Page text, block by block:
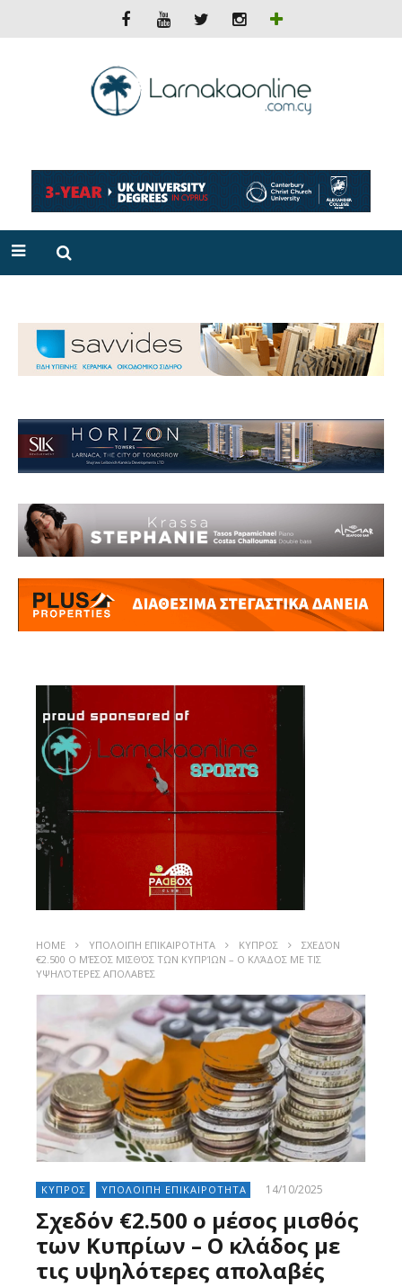
HOME ΥΠΟΛΟΙΠΗ ΕΠΙΚΑΙΡΟΤΗΤΑ ΚΥΠΡΟΣ
ΣΧΕΔΌΝ
€2.500 Ο ΜΈΣΟΣ ΜΙΣΘΌΣ ΤΩΝ ΚΥΠΡΊΩΝ – Ο ΚΛΆΔΟΣ ΜΕ ΤΙΣ
ΥΨΗΛΌΤΕΡΕΣ ΑΠΟΛΑΒΈΣ
ΚΥΠΡΟΣ ΥΠΟΛΟΙΠΗ ΕΠΙΚΑΙΡΟΤΗΤΑ 14/10/2025
Σχεδόν €2.500 ο μέσος μισθός
των Κυπρίων – Ο κλάδος με
τις υψηλότερες απολαβές